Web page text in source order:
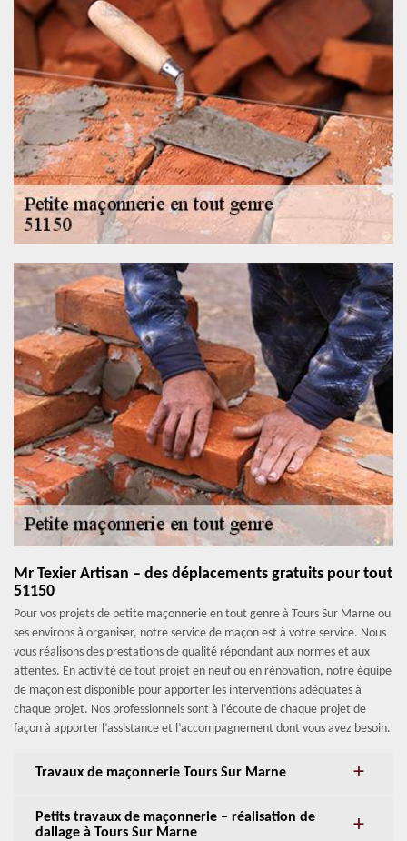
Mr Texier Artisan – des déplacements gratuits pour tout
51150
Pour vos projets de petite maçonnerie en tout genre à Tours Sur Marne ou
ses environs à organiser, notre service de maçon est à votre service. Nous
vous réalisons des prestations de qualité répondant aux normes et aux
attentes. En activité de tout projet en neuf ou en rénovation, notre équipe
de maçon est disponible pour apporter les interventions adéquates à
chaque projet. Nos professionnels sont à l’écoute de chaque projet de
façon à apporter l’assistance et l’accompagnement dont vous avez besoin.
Travaux de maçonnerie Tours Sur Marne
Petits travaux de maçonnerie – réalisation de
dallage à Tours Sur Marne